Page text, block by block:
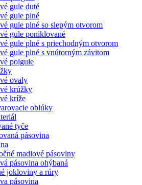
gule duté
gule plné
gule plné so slepým otvorom
gule poniklované
gule plné s priechodným otvorom
gule plné s vnútorným závitom
polgule
ovaly
krúžky
kríže
oblúky
tyče
pásovina
madlové pásoviny
pásovina ohýbaná
jokloviny a rúry
pásovina